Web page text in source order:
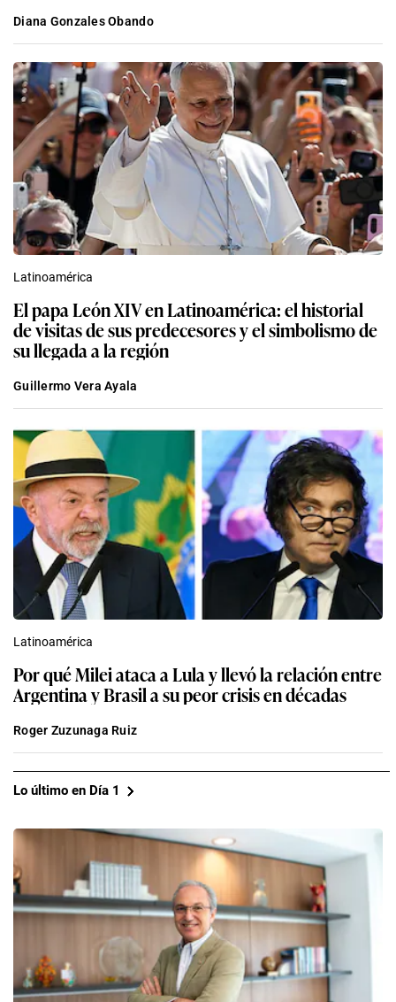
Diana Gonzales Obando
Latinoamérica
El papa León XIV en Latinoamérica: el historial
de visitas de sus predecesores y el simbolismo de
su llegada a la región
Guillermo Vera Ayala
Latinoamérica
Por qué Milei ataca a Lula y llevó la relación entre
Argentina y Brasil a su peor crisis en décadas
Roger Zuzunaga Ruiz
Lo último en Día 1